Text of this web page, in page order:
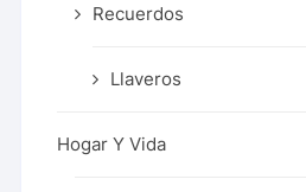
Recuerdos
Llaveros
Hogar Y Vida